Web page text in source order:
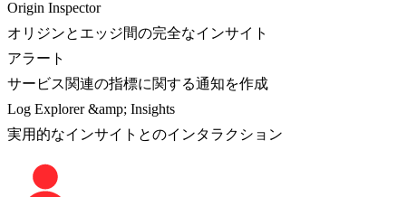
Origin Inspector
オリジンとエッジ間の完全なインサイト
アラート
サービス関連の指標に関する通知を作成
Log Explorer &amp; Insights
実用的なインサイトとのインタラクション